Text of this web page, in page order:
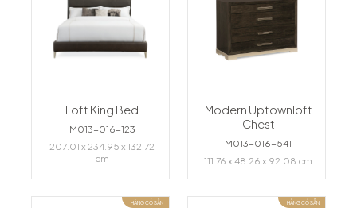
Loft King Bed
M013-016-123
207.01 x 234.95 x 132.72
cm
Modern Uptownloft
Chest
M013-016-541
111.76 x 48.26 x 92.08 cm
HÀNG CÓ SẴN HÀNG CÓ SẴN